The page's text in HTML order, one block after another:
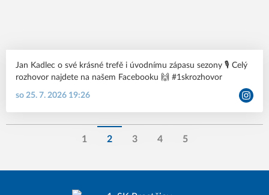
Jan Kadlec o své krásné trefě i úvodnímu zápasu sezony 🎙️ Celý
rozhovor najdete na našem Facebooku 🙌 #1skrozhovor
so 25. 7. 2026 19:26
1 2 3 4 5